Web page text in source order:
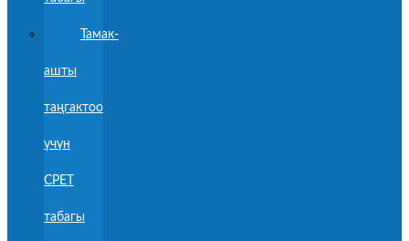
Тамак-
ашты
таңгактоо
үчүн
CPET
табагы